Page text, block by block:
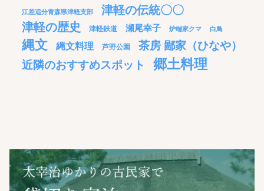
江差追分青森県津軽支部
津軽の伝統〇〇
津軽の歴史
津軽鉄道 瀬尾幸子 炉端家クマ 白鳥
縄文 縄文料理 芦野公園
茶房 鄙家（ひなや）
近隣のおすすめスポット
郷土料理